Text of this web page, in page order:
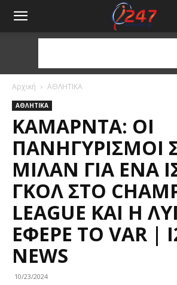
Αρχική ΑΘΛΗΤΙΚΑ
ΑΘΛΗΤΙΚΑ
ΚΑΜΆΡΝΤΑ: ΟΙ
ΠΑΝΗΓΥΡΙΣΜΟΊ
ΜΊΛΑΝ ΓΙΑ ΈΝΑ
ΓΚΟΛ ΣΤΟ
LEAGUE ΚΑΙ Η
ΈΦΕΡΕ ΤΟ VAR |
NEWS
10/23/2024